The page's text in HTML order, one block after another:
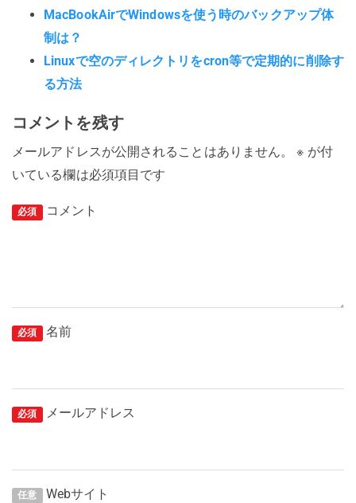
MacBookAirでWindowsを使う時のバックアップ体
制は？
Linuxで空のディレクトリをcron等で定期的に削除す
る方法
コメントを残す
メールアドレスが公開されることはありません。 ※ が付
いている欄は必須項目です
必須 コメント
必須 名前
必須 メールアドレス
任意 Webサイト